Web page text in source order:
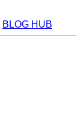
BLOG HUB